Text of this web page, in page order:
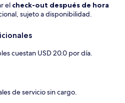
el check-out después de hora
sujeto a disponibilidad.
cuestan USD 20.0 por día.
de servicio sin cargo.